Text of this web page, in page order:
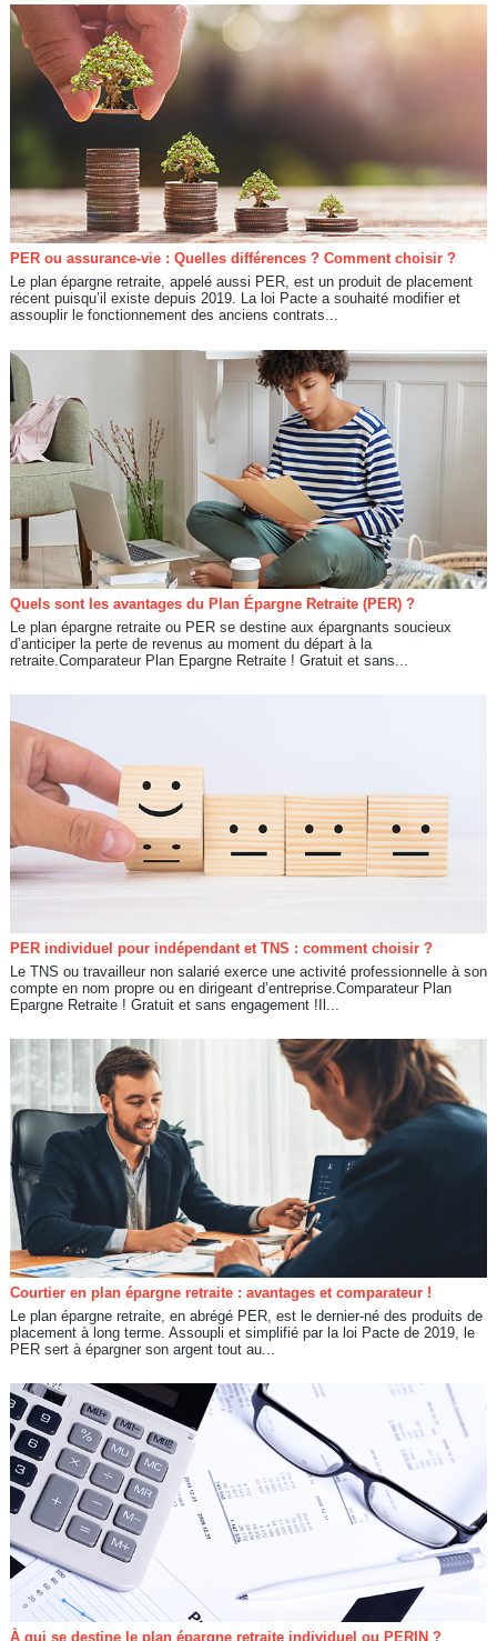
PER ou assurance-vie : Quelles différences ? Comment choisir ?
Le plan épargne retraite, appelé aussi PER, est un produit de placement
récent puisqu’il existe depuis 2019. La loi Pacte a souhaité modifier et
assouplir le fonctionnement des anciens contrats...
Quels sont les avantages du Plan Épargne Retraite (PER) ?
Le plan épargne retraite ou PER se destine aux épargnants soucieux
d’anticiper la perte de revenus au moment du départ à la
retraite.Comparateur Plan Epargne Retraite ! Gratuit et sans...
PER individuel pour indépendant et TNS : comment choisir ?
Le TNS ou travailleur non salarié exerce une activité professionnelle à son
compte en nom propre ou en dirigeant d’entreprise.Comparateur Plan
Epargne Retraite ! Gratuit et sans engagement !Il...
Courtier en plan épargne retraite : avantages et comparateur !
Le plan épargne retraite, en abrégé PER, est le dernier-né des produits de
placement à long terme. Assoupli et simplifié par la loi Pacte de 2019, le
PER sert à épargner son argent tout au...
À qui se destine le plan épargne retraite individuel ou PERIN ?